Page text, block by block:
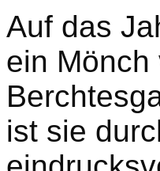
Auf das
ein Mönch
ist sie